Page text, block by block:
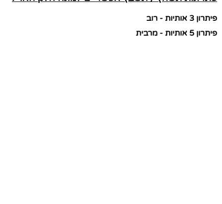
פיתרון 3 אותיות - רוב
פיתרון 5 אותיות - מרבית